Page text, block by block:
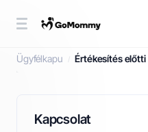
Értékesítés előtti
Ügyfélkapu Értékesítés
Kapcsolat